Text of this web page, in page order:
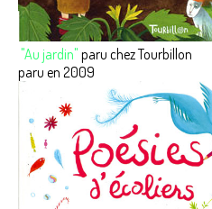
"Au jardin" paru chez Tourbillon
paru en 2009